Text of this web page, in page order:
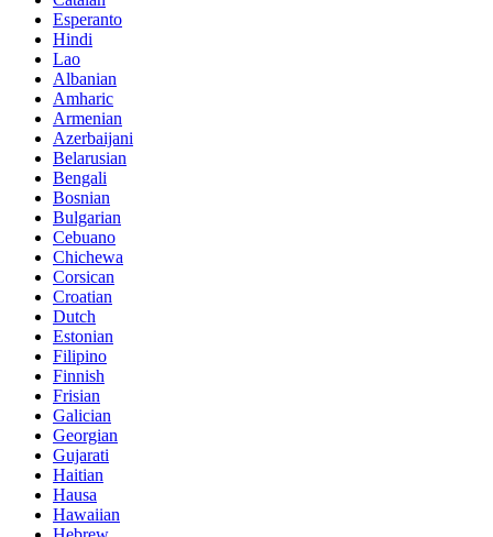
Esperanto
Hindi
Lao
Albanian
Amharic
Armenian
Azerbaijani
Belarusian
Bengali
Bosnian
Bulgarian
Cebuano
Chichewa
Corsican
Croatian
Dutch
Estonian
Filipino
Finnish
Frisian
Galician
Georgian
Gujarati
Haitian
Hausa
Hawaiian